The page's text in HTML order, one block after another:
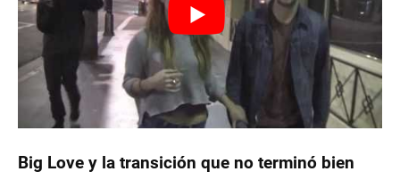
Big Love y la transición que no terminó bien